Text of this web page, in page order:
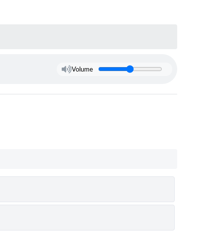
Volume